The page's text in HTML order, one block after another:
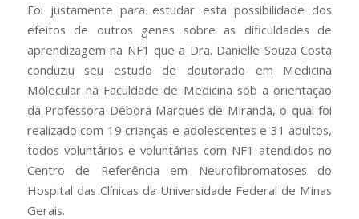
Foi justamente para estudar esta possibilidade dos
efeitos de outros genes sobre as dificuldades de
aprendizagem na NF1 que a Dra. Danielle Souza Costa
conduziu seu estudo de doutorado em Medicina
Molecular na Faculdade de Medicina sob a orientação
da Professora Débora Marques de Miranda, o qual foi
realizado com 19 crianças e adolescentes e 31 adultos,
todos voluntários e voluntárias com NF1 atendidos no
Centro de Referência em Neurofibromatoses do
Hospital das Clínicas da Universidade Federal de Minas
Gerais.